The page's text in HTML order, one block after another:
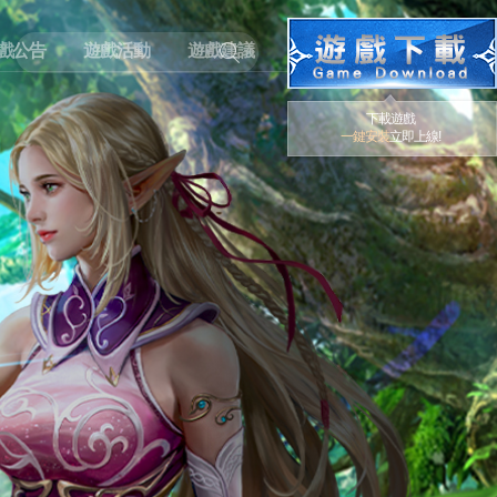
公告 遊戲活動 遊戲建議
下載遊戲
一鍵安裝立即上線!